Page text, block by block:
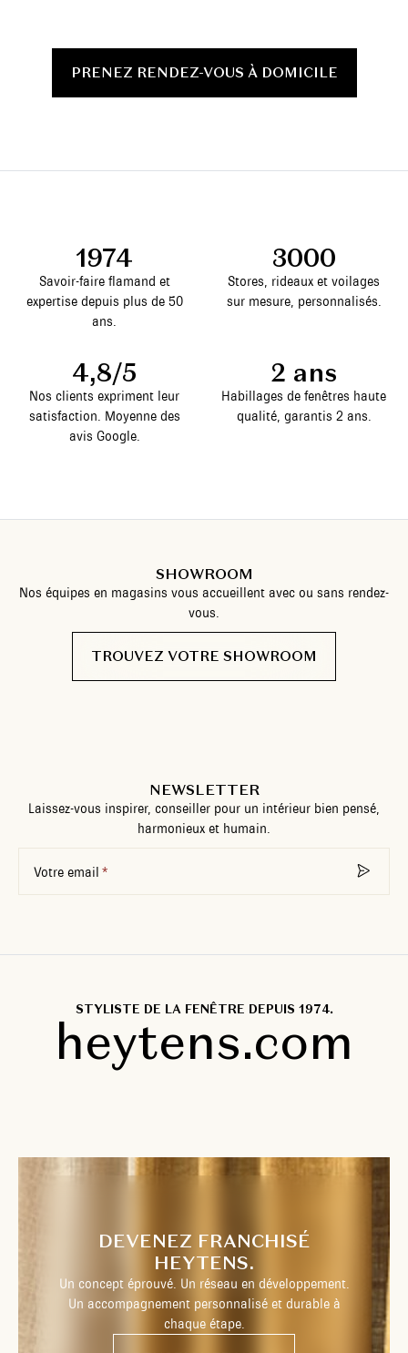
PRENEZ RENDEZ-VOUS À DOMICILE
1974
Savoir-faire flamand et
expertise depuis plus de 50
ans.
3000
Stores, rideaux et voilages
sur mesure, personnalisés.
4,8/5
Nos clients expriment leur
satisfaction. Moyenne des
avis Google.
2 ans
Habillages de fenêtres haute
qualité, garantis 2 ans.
SHOWROOM
Nos équipes en magasins vous accueillent avec ou sans rendez-
vous.
TROUVEZ VOTRE SHOWROOM
NEWSLETTER
Laissez-vous inspirer, conseiller pour un intérieur bien pensé,
harmonieux et humain.
Votre email
STYLISTE DE LA FENÊTRE DEPUIS 1974.
heytens.com
DEVENEZ FRANCHISÉ
HEYTENS.
Un concept éprouvé. Un réseau en développement.
Un accompagnement personnalisé et durable à
chaque étape.